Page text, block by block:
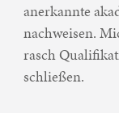
anerkannte
nachweisen.
rasch
schließen.